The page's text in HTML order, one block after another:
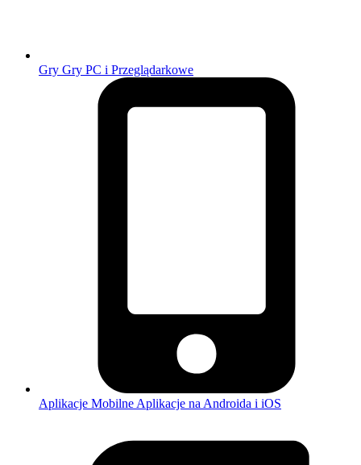
Gry Gry PC i Przeglądarkowe
Aplikacje Mobilne Aplikacje na Androida i iOS